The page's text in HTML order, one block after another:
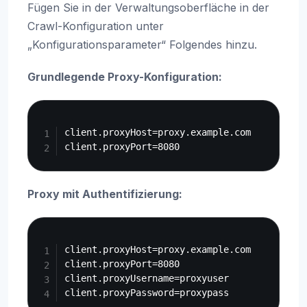
Fügen Sie in der Verwaltungsoberfläche in der
Crawl-Konfiguration unter
„Konfigurationsparameter“ Folgendes hinzu.
Grundlegende Proxy-Konfiguration:
client.proxyHost=proxy.example.com
Proxy mit Authentifizierung:
client.proxyHost=proxy.example.com
client.proxyPort=8080
client.proxyUsername=proxyuser